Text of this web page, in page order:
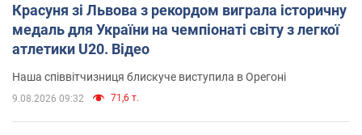
Красуня зі Львова з рекордом виграла історичну
медаль для України на чемпіонаті світу з легкої
атлетики U20. Відео
Наша співвітчизниця блискуче виступила в Орегоні
9.08.2026 09:32 71,6 т.